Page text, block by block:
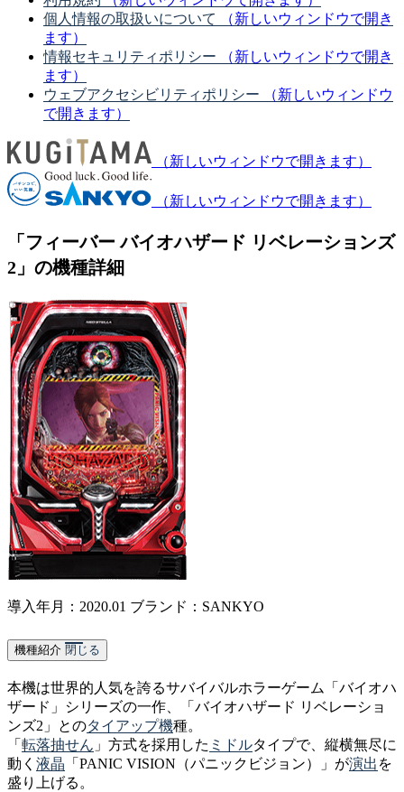
個人情報の取扱いについて
（新しいウィンドウで開き
ます）
情報セキュリティポリシー
（新しいウィンドウで開き
ます）
ウェブアクセシビリティポリシー
（新しいウィンドウ
で開きます）
（新しいウィンドウで開きます）
（新しいウィンドウで開きます）
「フィーバー バイオハザード リベレーションズ
2」の機種詳細
導入年月：2020.01 ブランド：SANKYO
機種紹介 閉じる
本機は世界的人気を誇るサバイバルホラーゲーム「バイオハ
ザード」シリーズの一作、「バイオハザード リベレーショ
ンズ2」とのタイアップ機種。
「 転落抽せん 」方式を採用した ミドルタイプで、縦横無尽に
動く 液晶 「PANIC VISION（パニックビジョン）」が演出 を
盛り上げる。